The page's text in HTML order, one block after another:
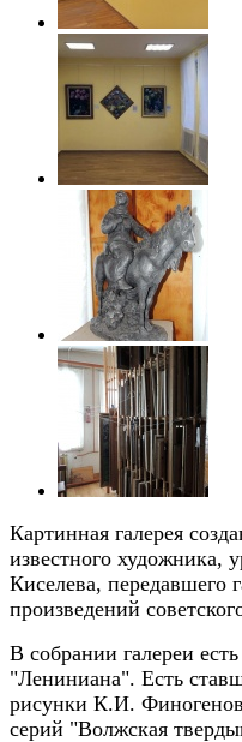
Картинная галерея
известного художника,
Киселева, передавшего
произведений
В собрании галереи
"Лениниана". Есть
рисунки К.И.
серий "Волжская